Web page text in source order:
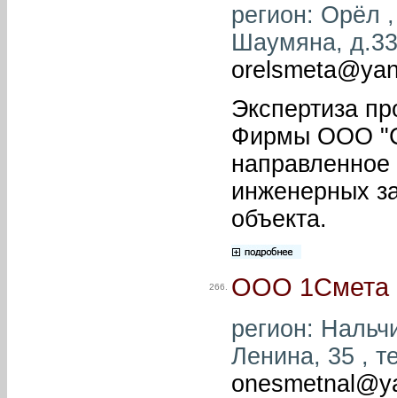
регион: Орёл
Шаумяна,
Экспертиза
Фирмы ООО
инженерных
объекта.
266. ООО 1Смета
регион:
Ленина, 35 ,